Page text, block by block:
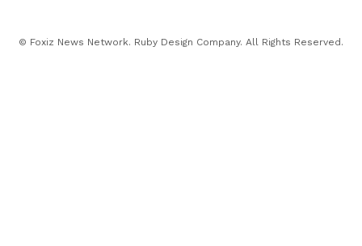
© Foxiz News Network. Ruby Design Company. All Rights Reserved.